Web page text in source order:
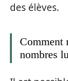
des élèves.
Comment
nombres